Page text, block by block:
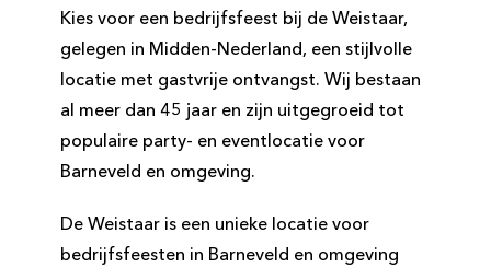
Kies voor een bedrijfsfeest bij de Weistaar,
gelegen in Midden-Nederland, een stijlvolle
locatie met gastvrije ontvangst. Wij bestaan
al meer dan 45 jaar en zijn uitgegroeid tot
populaire party- en eventlocatie voor
Barneveld en omgeving.
De Weistaar is een unieke locatie voor
bedrijfsfeesten in Barneveld en omgeving